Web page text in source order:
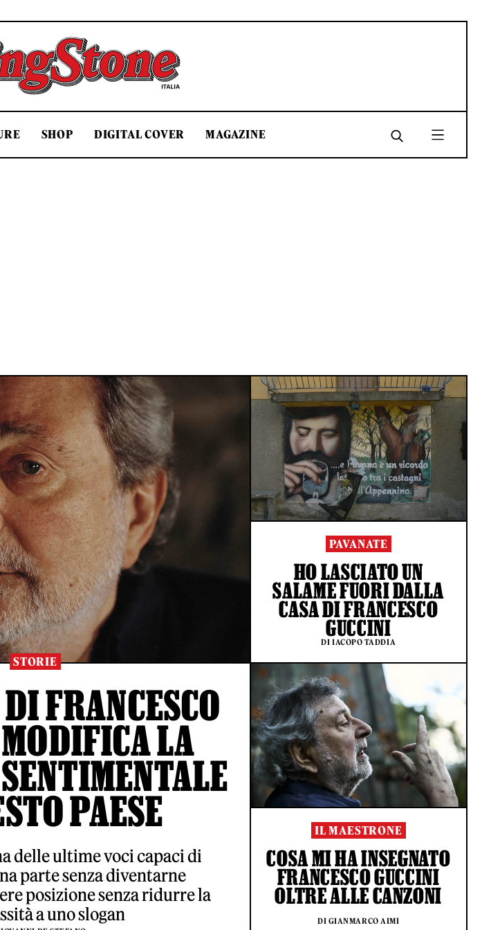
Rolling Stone Italia
SHOP DIGITAL COVER MAGAZINE
STORIE
FRANCESCO
LA
PAESE
delle ultime voci capaci di
parte senza diventarne
posizione senza ridurre la
a uno slogan
PAVANATE
HO LASCIATO UN
SALAME FUORI DALLA
CASA DI FRANCESCO
GUCCINI
DI IACOPO TADDIA
IL MAESTRONE
COSA MI HA INSEGNATO
FRANCESCO GUCCINI
OLTRE ALLE CANZONI
DI GIANMARCO AIMI